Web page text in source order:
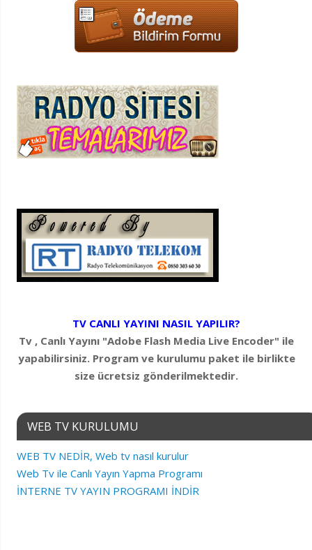
TV CANLI YAYINI NASIL YAPILIR?
Tv , Canlı Yayını "Adobe Flash Media Live Encoder" ile
yapabilirsiniz. Program ve kurulumu paket ile birlikte
size ücretsiz gönderilmektedir.
WEB TV KURULUMU
WEB TV NEDİR, Web tv nasıl kurulur
Web Tv ile Canlı Yayın Yapma Programı
İNTERNE TV YAYIN PROGRAMI İNDİR